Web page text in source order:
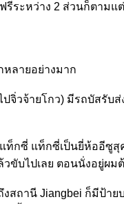
รีระหว่าง 2 ส่วนก็ตามแ
หลายอย่างมาก
จิ่วจ้ายโกว) มีรถบัสรั
กซี่ แท็กซี่เป็นยี่ห้ออีซูสุ
บไปเลย ตอนนั่งอยู่ผม
ถานี Jiangbei ก็มีป้า